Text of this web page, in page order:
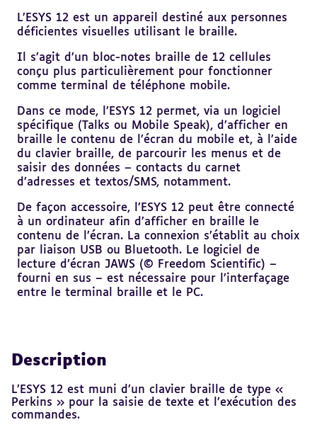
L’ESYS 12 est un appareil destiné aux personnes
déficientes visuelles utilisant le braille.
Il s’agit d’un bloc-notes braille de 12 cellules
conçu plus particulièrement pour fonctionner
comme terminal de téléphone mobile.
Dans ce mode, l’ESYS 12 permet, via un logiciel
spécifique (Talks ou Mobile Speak), d’afficher en
braille le contenu de l’écran du mobile et, à l’aide
du clavier braille, de parcourir les menus et de
saisir des données – contacts du carnet
d’adresses et textos/SMS, notamment.
De façon accessoire, l’ESYS 12 peut être connecté
à un ordinateur afin d’afficher en braille le
contenu de l’écran. La connexion s’établit au choix
par liaison USB ou Bluetooth. Le logiciel de
lecture d’écran JAWS (© Freedom Scientific) –
fourni en sus – est nécessaire pour l’interfaçage
entre le terminal braille et le PC.
sommaire
Description
L’ESYS 12 est muni d’un clavier braille de type «
Perkins » pour la saisie de texte et l’exécution des
commandes.